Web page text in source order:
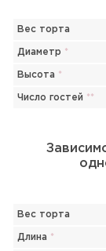
Вес торта
Диаметр *
Высота *
Число гостей **
Вес торта
Длина *